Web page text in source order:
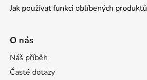
Jak používat funkci oblíbených produktů
O nás
Náš příběh
Časté dotazy